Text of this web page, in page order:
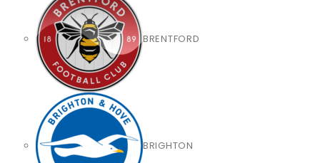
BRENTFORD
BRIGHTON